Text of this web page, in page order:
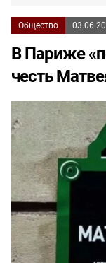
Общество
В Париже
честь